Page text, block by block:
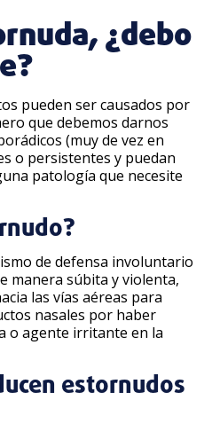
¿debo
pueden ser causados por
que debemos darnos
(muy de vez en
o persistentes y puedan
patología que necesite
de defensa involuntario
manera súbita y violenta,
las vías aéreas para
nasales por haber
o agente irritante en la
estornudos